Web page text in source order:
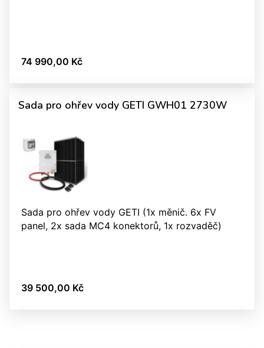
74 990,00 Kč
Sada pro ohřev vody GETI GWH01 2730W
Sada pro ohřev vody GETI (1x měnič. 6x FV
panel, 2x sada MC4 konektorů, 1x rozvaděč)
39 500,00 Kč